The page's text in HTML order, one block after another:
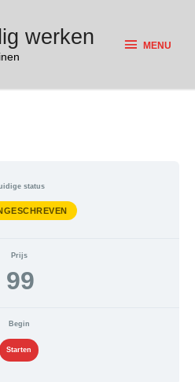
werken MENU
status
Prijs
99
Begin
Starten